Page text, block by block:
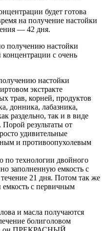
будет готова
на получение настойки
— 42 дня.
получению настойки
концентрации с очень
настойки
экстракте
трав, корней, продуктов
донника, лабазника,
раздельно, так и в виде
результаты от
удивительные
и противоопухолевым
по технологии двойного
заполненную емкость с
21 дня. Потом так же
с первичным
и масла получаются
болиголовом